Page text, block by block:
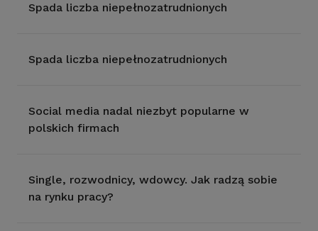
Spada liczba niepełnozatrudnionych
Spada liczba niepełnozatrudnionych
Social media nadal niezbyt popularne w
polskich firmach
Single, rozwodnicy, wdowcy. Jak radzą sobie
na rynku pracy?